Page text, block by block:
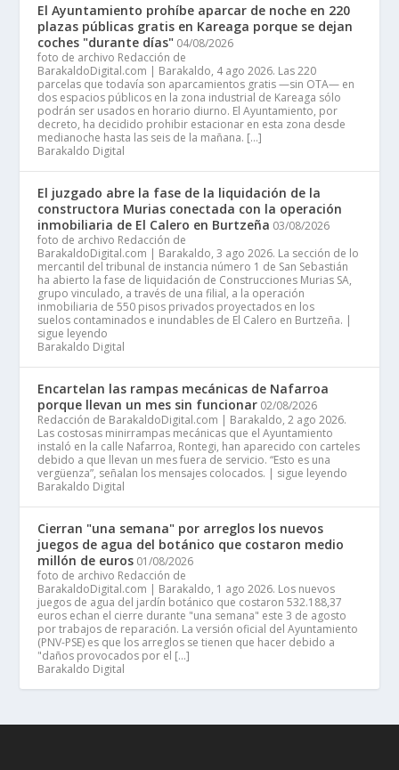
El Ayuntamiento prohíbe aparcar de noche en 220
plazas públicas gratis en Kareaga porque se dejan
coches "durante días" 04/08/2026
foto de archivo Redacción de
BarakaldoDigital.com | Barakaldo, 4 ago 2026. Las 220
parcelas que todavía son aparcamientos gratis —sin OTA— en
dos espacios públicos en la zona industrial de Kareaga sólo
podrán ser usados en horario diurno. El Ayuntamiento, por
decreto, ha decidido prohibir estacionar en esta zona desde
medianoche hasta las seis de la mañana. […]
Barakaldo Digital
El juzgado abre la fase de la liquidación de la
constructora Murias conectada con la operación
inmobiliaria de El Calero en Burtzeña 03/08/2026
foto de archivo Redacción de
BarakaldoDigital.com | Barakaldo, 3 ago 2026. La sección de lo
mercantil del tribunal de instancia número 1 de San Sebastián
ha abierto la fase de liquidación de Construcciones Murias SA,
grupo vinculado, a través de una filial, a la operación
inmobiliaria de 550 pisos privados proyectados en los
suelos contaminados e inundables de El Calero en Burtzeña. |
sigue leyendo
Barakaldo Digital
Encartelan las rampas mecánicas de Nafarroa
porque llevan un mes sin funcionar 02/08/2026
Redacción de BarakaldoDigital.com | Barakaldo, 2 ago 2026.
Las costosas minirrampas mecánicas que el Ayuntamiento
instaló en la calle Nafarroa, Rontegi, han aparecido con carteles
debido a que llevan un mes fuera de servicio. “Esto es una
vergüenza”, señalan los mensajes colocados. | sigue leyendo
Barakaldo Digital
Cierran "una semana" por arreglos los nuevos
juegos de agua del botánico que costaron medio
millón de euros 01/08/2026
foto de archivo Redacción de
BarakaldoDigital.com | Barakaldo, 1 ago 2026. Los nuevos
juegos de agua del jardín botánico que costaron 532.188,37
euros echan el cierre durante "una semana" este 3 de agosto
por trabajos de reparación. La versión oficial del Ayuntamiento
(PNV-PSE) es que los arreglos se tienen que hacer debido a
"daños provocados por el […]
Barakaldo Digital